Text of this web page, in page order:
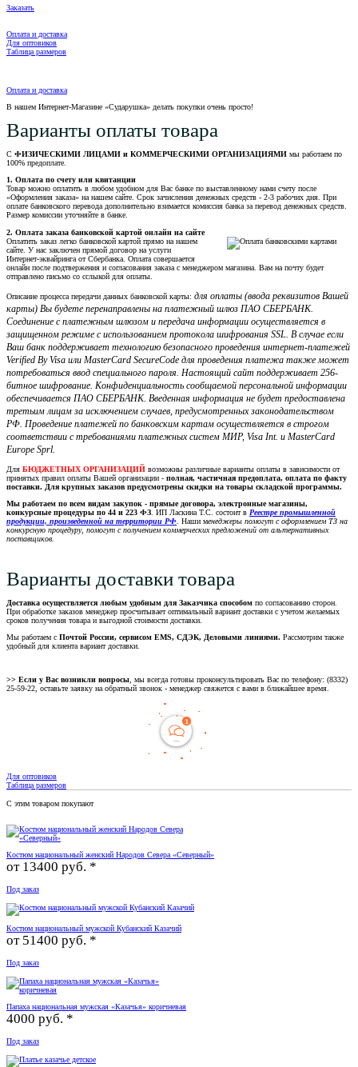
Заказать
Оплата и доставка
Для оптовиков
Таблица размеров
Оплата и доставка
В нашем Интернет-Магазине «Сударушка» делать покупки очень просто!
Варианты оплаты товара
С ФИЗИЧЕСКИМИ ЛИЦАМИ и КОММЕРЧЕСКИМИ ОРГАНИЗАЦИЯМИ мы работаем по
100% предоплате.
1. Оплата по счету или квитанции
Товар можно оплатить в любом удобном для Вас банке по выставленному нами счету после
«Оформления заказа» на нашем сайте. Срок зачисления денежных средств - 2-3 рабочих дня. При
оплате банковского перевода дополнительно взимается комиссия банка за перевод денежных средств.
Размер комиссии уточняйте в банке.
2. Оплата заказа банковской картой онлайн на сайте
Оплатить заказ легко банковской картой прямо на нашем
сайте. У нас заключен прямой договор на услуги
Интернет-эквайринга от Сбербанка. Оплата совершается
онлайн после подтвержения и согласования заказа с менеджером магазина. Вам на почту будет
отправлено письмо со сслыкой для оплаты.
Описание процесса передачи данных банковской карты: для оплаты (ввода реквизитов Вашей
карты) Вы будете перенаправлены на платежный шлюз ПАО СБЕРБАНК.
Соединение с платежным шлюзом и передача информации осуществляется в
защищенном режиме с использованием протокола шифрования SSL. В случае если
Ваш банк поддерживает технологию безопасного проведения интернет-платежей
Verified By Visa или MasterCard SecureCode для проведения платежа также может
потребоваться ввод специального пароля. Настоящий сайт поддерживает 256-
битное шифрование. Конфиденциальность сообщаемой персональной информации
обеспечивается ПАО СБЕРБАНК. Введенная информация не будет предоставлена
третьим лицам за исключением случаев, предусмотренных законодательством
РФ. Проведение платежей по банковским картам осуществляется в строгом
соответствии с требованиями платежных систем МИР, Visa Int. и MasterCard
Europe Sprl.
Для БЮДЖЕТНЫХ ОРГАНИЗАЦИЙ возможны различные варианты оплаты в зависимости от
принятых правил оплаты Вашей организации - полная, частичная предоплата, оплата по факту
поставки. Для крупных заказов предусмотрены скидки на товары складской программы.
Мы работаем по всем видам закупок - прямые договора, электронные магазины,
конкурсные процедуры по 44 и 223 ФЗ. ИП Ласкина Т.С. состоит в Реестре промышленной
продукции, произведенной на территории РФ. Наши менеджеры помогут с оформлением ТЗ на
конкурсную процедуру, помогут с получением коммерческих предложений от альтернативных
поставщиков.
Варианты доставки товара
Доставка осуществляется любым удобным для Заказчика способом по согласованию сторон.
При обработке заказов менеджер просчитывает оптимальный вариант доставки с учетом желаемых
сроков получения товара и выгодной стоимости доставки.
Мы работаем с Почтой России, сервисом EMS, СДЭК, Деловыми линиями. Рассмотрим также
удобный для клиента вариант доставки.
>> Если у Вас возникли вопросы, мы всегда готовы проконсультировать Вас по телефону: (8332)
25-59-22, оставьте заявку на обратный звонок - менеджер свяжется с вами в ближайшее время.
Для оптовиков
Таблица размеров
С этим товаром покупают
Костюм национальный женский Народов Севера «Северный»
от 13400 руб. *
Под заказ
Костюм национальный мужской Кубанский Казачий
от 51400 руб. *
Под заказ
Папаха национальная мужская «Казачья» коричневая
4000 руб. *
Под заказ